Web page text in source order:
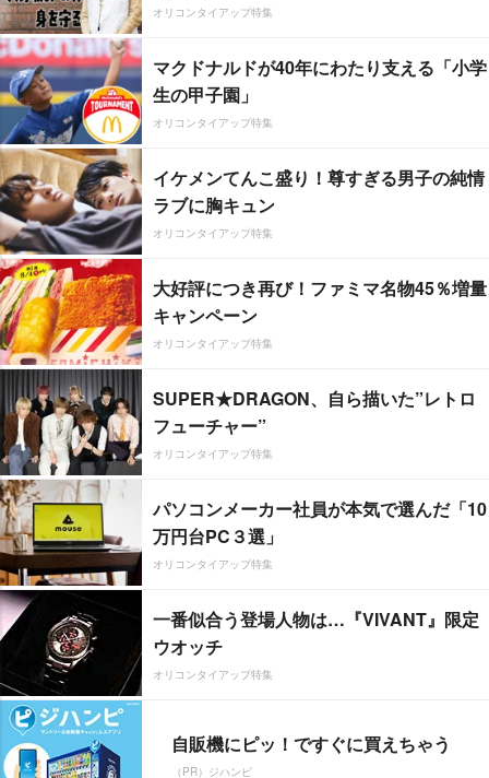
オリコンタイアップ特集
マクドナルドが40年にわたり支える「小学
生の甲子園」
オリコンタイアップ特集
イケメンてんこ盛り！尊すぎる男子の純情
ラブに胸キュン
オリコンタイアップ特集
大好評につき再び！ファミマ名物45％増量
キャンペーン
オリコンタイアップ特集
SUPER★DRAGON、自ら描いた”レトロ
フューチャー”
オリコンタイアップ特集
パソコンメーカー社員が本気で選んだ「10
万円台PC３選」
オリコンタイアップ特集
一番似合う登場人物は…『VIVANT』限定
ウオッチ
オリコンタイアップ特集
自販機にピッ！ですぐに買えちゃう
（PR）ジハンピ